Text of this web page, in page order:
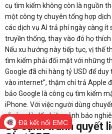
cụ tìm kiếm không còn là nguồn
một công ty chuyên tổng hợp
các dịch vụ AI trả phí ngày càng
truyền thống, thay vào đó họ thích
Nếu xu hướng này tiếp tục, vị thế
tìm kiếm phải đối mặt với những
Google đã chi hàng tỷ USD để
vào internet”, thậm chí trả Apple
bảo Google là công cụ tìm kiếm
iPhone. Với việc người dùng
rõ ràng là dấu hiệu cảnh báo
Sự cạnh tranh quyết
Đã kết nối EMC